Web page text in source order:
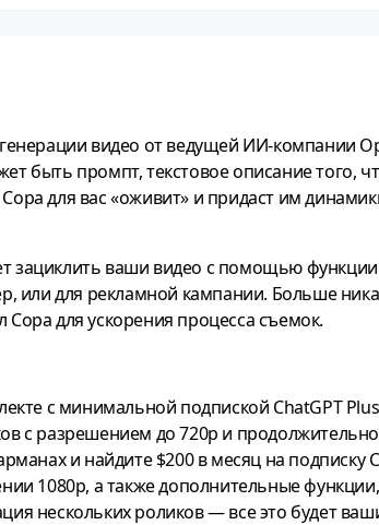
видео от ведущей ИИ-компании
быть промпт, текстовое описание того,
для вас «оживит» и придаст им
ваши видео с помощью функции
или для рекламной кампании. Больше
для ускорения процесса съемок.
с минимальной подпиской ChatGPT
с разрешением до 720p и
и найдите $200 в месяц на
1080p, а также дополнительные функции,
нескольких роликов — все это будет